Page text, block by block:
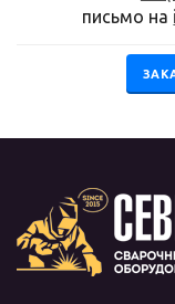
письмо на